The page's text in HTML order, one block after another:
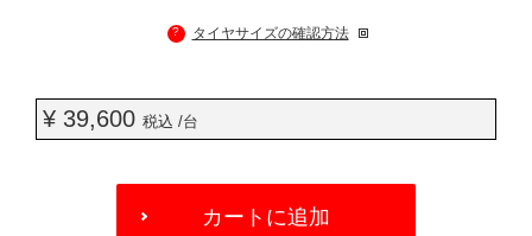
? タイヤサイズの確認方法
¥ 39,600 税込 /台
カートに追加